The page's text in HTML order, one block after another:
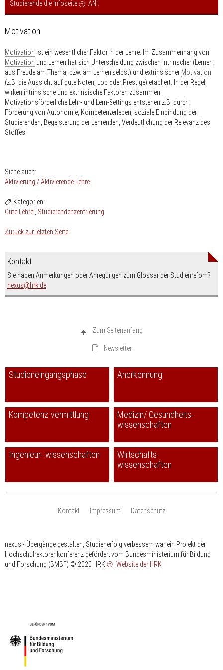
Studierende die Infoseite
AN!
Motivation
Motivation ist ein wesentlicher Faktor in der Lehre. Im Zusammenhang von
Motivation und Lernen hat sich Unterscheidung zwischen intrinscher (Lernen
aus Freude am Thema, bzw. am Lernen selbst) und extrinsischer Motivation
(z.B. die Aussicht auf gute Noten, Lob oder Prestige) etabliert. In der Regel
wirken intrinsische und extrinsische Faktoren zusammen.
Motivationsförderliche Lehr- und Lern-Settings entstehen z.B. durch
Förderung von Autonomie, Kompetenzerleben, soziale Einbindung der
Studierenden, Begeisterung der Lehrenden, Verdeutlichung der Relevanz des
Stoffes.
Siehe auch:
Aktivierung / Aktivierende Lehre
Kategorien:
Gute Lehre
Studierendenzentrierung
Zurück zur letzten Seite
Kontakt
Sie haben Anmerkungen oder Anregungen zum Glossar der Studienrefom?
nexus
nospam-
hrk.de
Zum Seitenanfang
Newsletter
Studieneingangsphase Anerkennung
Kompetenz-vermittlung
Medizin/ Gesundheits-
wissenschaften
Ingenieur- wissenschaften
Wirtschafts-
wissenschaften
Kontakt Impressum Datenschutz
nexus - Übergänge gestalten, Studienerfolg verbessern war ein Projekt der
Hochschulrektorenkonferenz gefördert vom Bundesministerium für Bildung
und Forschung (BMBF) © 2020 HRK Website der HRK